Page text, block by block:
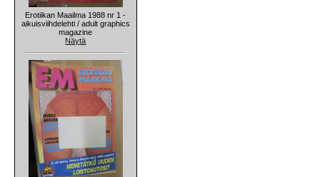
Erotiikan Maailma 1988 nr 1 -
aikuisviihdelehti / adult graphics
magazine
Näytä